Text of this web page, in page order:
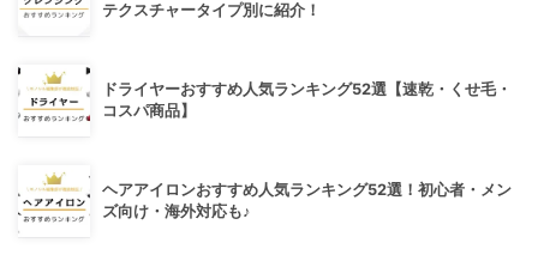
テクスチャータイプ別に紹介！
ドライヤーおすすめ人気ランキング52選【速乾・くせ毛・
コスパ商品】
ヘアアイロンおすすめ人気ランキング52選！初心者・メン
ズ向け・海外対応も♪